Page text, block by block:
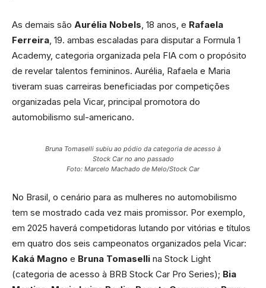
As demais são Aurélia Nobels, 18 anos, e Rafaela
Ferreira, 19. ambas escaladas para disputar a Formula 1
Academy, categoria organizada pela FIA com o propósito
de revelar talentos femininos. Aurélia, Rafaela e Maria
tiveram suas carreiras beneficiadas por competições
organizadas pela Vicar, principal promotora do
automobilismo sul-americano.
Bruna Tomaselli subiu ao pódio da categoria de acesso à
Stock Car no ano passado
Foto: Marcelo Machado de Melo/Stock Car
No Brasil, o cenário para as mulheres no automobilismo
tem se mostrado cada vez mais promissor. Por exemplo,
em 2025 haverá competidoras lutando por vitórias e títulos
em quatro dos seis campeonatos organizados pela Vicar:
Kaká Magno e Bruna Tomaselli na Stock Light
(categoria de acesso à BRB Stock Car Pro Series); Bia